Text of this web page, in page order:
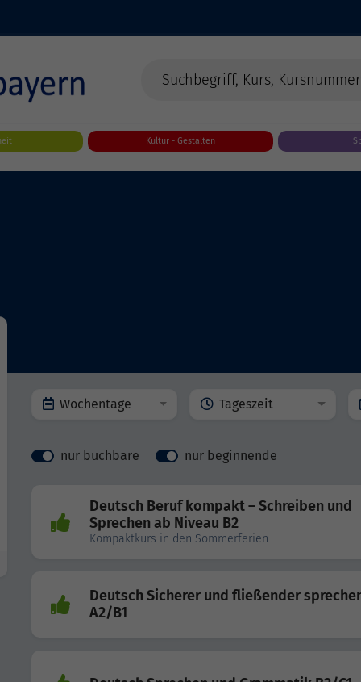
Kultur - Gestalten
Wochentage Tageszeit
nur buchbare nur beginnende
Deutsch Beruf kompakt – Schreiben und
Sprechen ab Niveau B2
Kompaktkurs in den Sommerferien
Deutsch Sicherer und fließender
A2/B1